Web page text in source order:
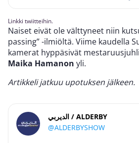
Linkki twiitteihin.
Naiset eivät ole välttyneet niin
passing” -ilmiöltä. Viime kaudella
kamerat hyppäsivät
Maika Hamanon yli.
Artikkeli jatkuu upotuksen jälkeen.
الديربي / ALDERBY
@ALDERBYSHOW